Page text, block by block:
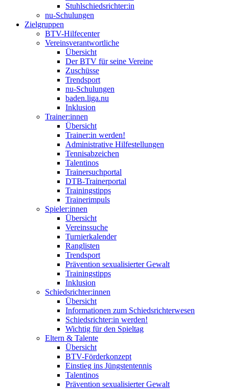
Stuhlschiedsrichter:in
nu-Schulungen
Zielgruppen
BTV-Hilfecenter
Vereinsverantwortliche
Übersicht
Der BTV für seine Vereine
Zuschüsse
Trendsport
nu-Schulungen
baden.liga.nu
Inklusion
Trainer:innen
Übersicht
Trainer:in werden!
Administrative Hilfestellungen
Tennisabzeichen
Talentinos
Trainersuchportal
DTB-Trainerportal
Trainingstipps
Trainerimpuls
Spieler:innen
Übersicht
Vereinssuche
Turnierkalender
Ranglisten
Trendsport
Prävention sexualisierter Gewalt
Trainingstipps
Inklusion
Schiedsrichter:innen
Übersicht
Informationen zum Schiedsrichterwesen
Schiedsrichter:in werden!
Wichtig für den Spieltag
Eltern & Talente
Übersicht
BTV-Förderkonzept
Einstieg ins Jüngstentennis
Talentinos
Prävention sexualisierter Gewalt